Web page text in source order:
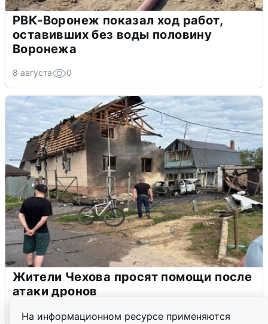
На информационном ресурсе применяются
РВК-Воронеж показал ход работ,
оставивших без воды половину
Воронежа
8 августа 0
Жители Чехова просят помощи после
атаки дронов
8 августа 0